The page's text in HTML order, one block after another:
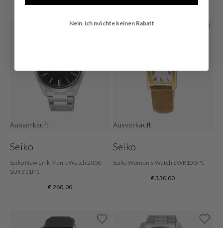
Ausverkauft
Seiko
Seiko New Link Men's Watch 2000-
SUR311P1
€ 260,00
Ausverkauft
Seiko
Seiko Women's Watch SWR100P1
€ 330,00
Nein, ich möchte keinen Rabatt